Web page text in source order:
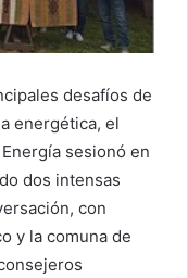
desafíos de
energética, el
sesionó en
dos intensas
con
y la comuna de